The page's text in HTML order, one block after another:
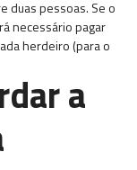
duas pessoas. Se o
necessário pagar
herdeiro (para o
a